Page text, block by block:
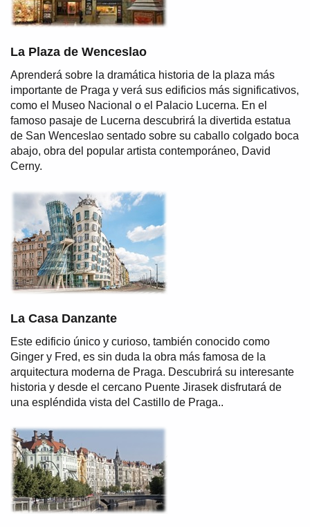
La Plaza de Wenceslao
Aprenderá sobre la dramática historia de la plaza más
importante de Praga y verá sus edificios más significativos,
como el Museo Nacional o el Palacio Lucerna. En el
famoso pasaje de Lucerna descubrirá la divertida estatua
de San Wenceslao sentado sobre su caballo colgado boca
abajo, obra del popular artista contemporáneo, David
Cerny.
La Casa Danzante
Este edificio único y curioso, también conocido como
Ginger y Fred, es sin duda la obra más famosa de la
arquitectura moderna de Praga. Descubrirá su interesante
historia y desde el cercano Puente Jirasek disfrutará de
una espléndida vista del Castillo de Praga..